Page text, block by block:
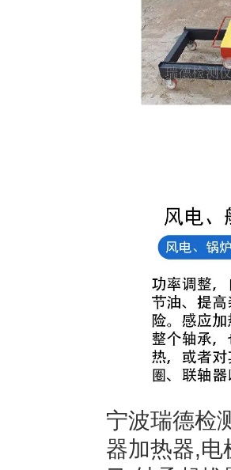
宁波瑞德检
器加热器,电